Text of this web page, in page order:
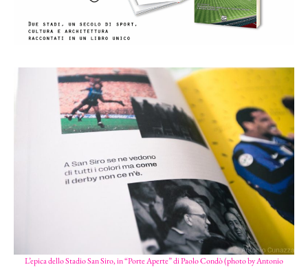
L’epica dello Stadio San Siro, in “Porte Aperte” di Paolo Condò (photo by Antonio